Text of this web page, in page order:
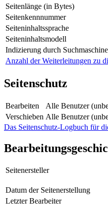
Seitenlänge (in Bytes)
Seitenkennnummer
Seiteninhaltssprache
Seiteninhaltsmodell
Indizierung durch
Anzahl der Weiterleitungen zu
Seitenschutz
Bearbeiten
Alle Benutzer
Verschieben Alle Benutzer
Das Seitenschutz-Logbuch für
Seitenersteller
Datum der Seitenerstellung
Letzter Bearbeiter